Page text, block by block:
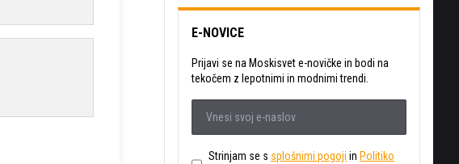
E-NOVICE
Prijavi se na Moskisvet e-novičke in bodi na
tekočem z lepotnimi in modnimi trendi.
Strinjam se s splošnimi pogoji in Politiko